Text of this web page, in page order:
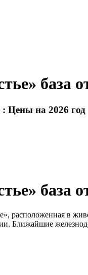
база
Цены на 2026 год
база
расположенная в
Ближайшие